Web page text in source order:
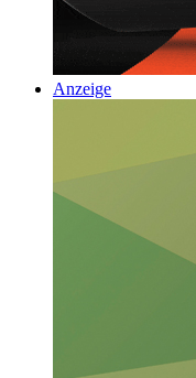
Anzeige